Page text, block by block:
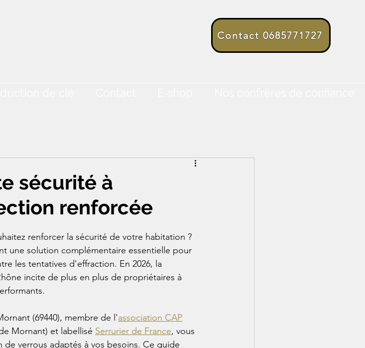
Contact 0685771727
sécurité à
renforcée
renforcer la sécurité de votre habitation ?
une solution complémentaire essentielle pour
les tentatives d'effraction. En 2026, la
incite de plus en plus de propriétaires à
(69440), membre de l'association CAP
Mornant) et labellisé Serrurier de France, vous
verrous adaptés à vos besoins. Ce guide